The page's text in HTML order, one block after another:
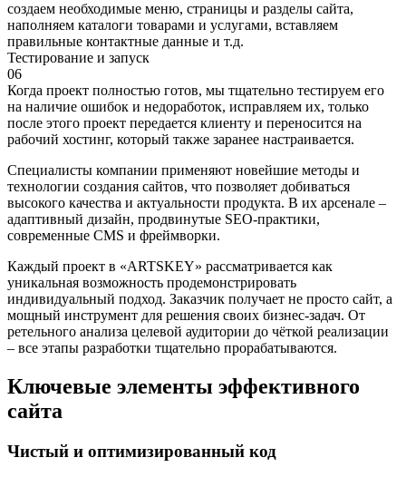
создаем необходимые меню, страницы и разделы сайта,
наполняем каталоги товарами и услугами, вставляем
правильные контактные данные и т.д.
Тестирование и запуск
06
Когда проект полностью готов, мы тщательно тестируем его
на наличие ошибок и недоработок, исправляем их, только
после этого проект передается клиенту и переносится на
рабочий хостинг, который также заранее настраивается.
Специалисты компании применяют новейшие методы и
технологии создания сайтов, что позволяет добиваться
высокого качества и актуальности продукта. В их арсенале –
адаптивный дизайн, продвинутые SEO-практики,
современные CMS и фреймворки.
Каждый проект в «ARTSKEY» рассматривается как
уникальная возможность продемонстрировать
индивидуальный подход. Заказчик получает не просто сайт, а
мощный инструмент для решения своих бизнес-задач. От
ретельного анализа целевой аудитории до чёткой реализации
– все этапы разработки тщательно прорабатываются.
Ключевые элементы эффективного
сайта
Чистый и оптимизированный код